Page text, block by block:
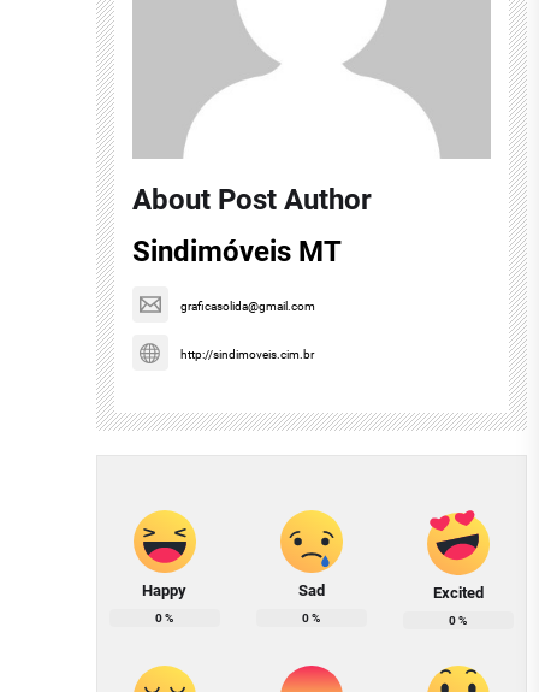
About Post Author
Sindimóveis MT
graficasolida@gmail.com
http://sindimoveis.cim.br
Happy
0%
Sad
0%
Excited
0%